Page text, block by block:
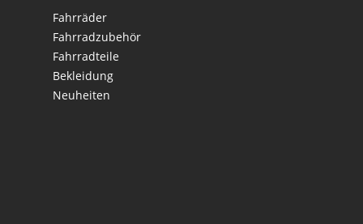
Fahrräder
Fahrradzubehör
Fahrradteile
Bekleidung
Neuheiten